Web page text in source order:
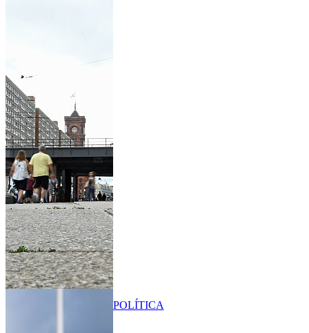
POLÍTICA